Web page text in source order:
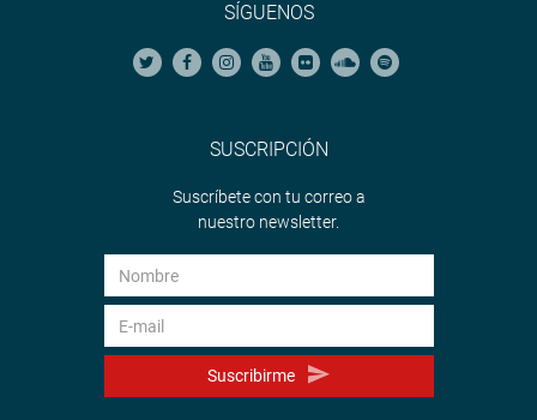
SÍGUENOS
SUSCRIPCIÓN
Suscríbete con tu correo a
nuestro newsletter.
Suscribirme